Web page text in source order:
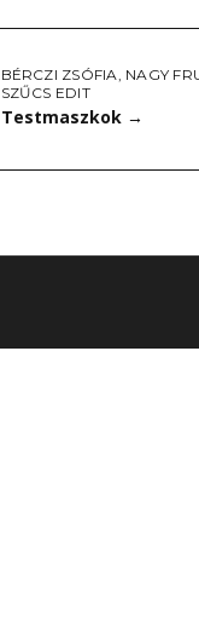
BÉRCZI ZSÓFIA, NAGY
SZŰCS EDIT
Testmaszkok →